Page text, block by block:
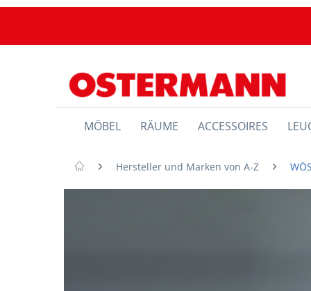
MÖBEL RÄUME ACCESSOIRES
Hersteller und Marken von A-Z